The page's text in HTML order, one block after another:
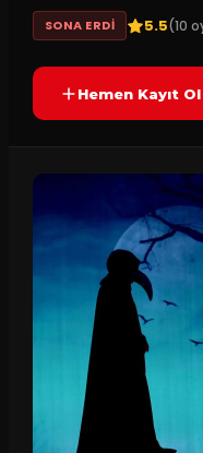
SONA ERDI 5.5(10
Hemen Kayıt Ol